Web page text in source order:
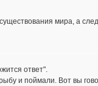
мира, а
ответ".
и поймали. Вот вы